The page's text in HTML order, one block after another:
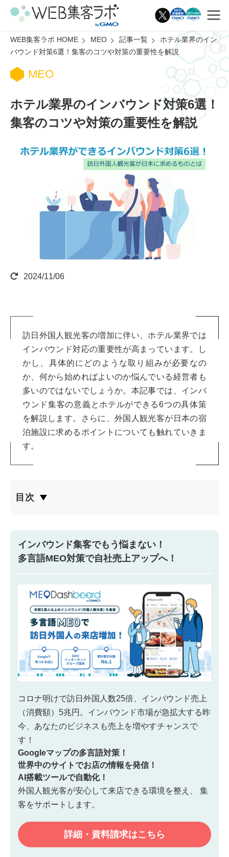
WEB集客ラボ HOME MEO 記事一覧
ホテル業界のイン
バウンド対策6選！集客のコツや対策の重要性を解説
MEO
ホテル業界のインバウンド対策6選！
集客のコツや対策の重要性を解説
2024/11/06
訪日外国人観光客の増加に伴い、ホテル業界では
インバウンド対応の重要性が高まっています。し
かし、具体的にどのような取り組みが必要なの
か、何から始めればよいのか悩んでいる経営者も
多いのではないでしょうか。本記事では、インバ
ウンド集客の意義とホテルができる6つの具体策
を解説します。さらに、外国人観光客が日本の宿
泊施設に求めるポイントについても触れていきま
す。
目次
インバウンド集客でもう悩まない！
多言語MEO対策で自社売上アップへ！
コロナ明けで訪日外国人数25倍、インバウンド売上
（消費額）5兆円。インバウンド市場が急拡大する昨
今、あなたのビジネスも売上を増やすチャンスで
す！
Googleマップの多言語対策！
世界中のサイトでお店の情報を発信！
AI搭載ツールで自動化！
外国人観光客が安心して来店できる環境を整え、
集
客をサポートします。
詳細・資料請求はこちら